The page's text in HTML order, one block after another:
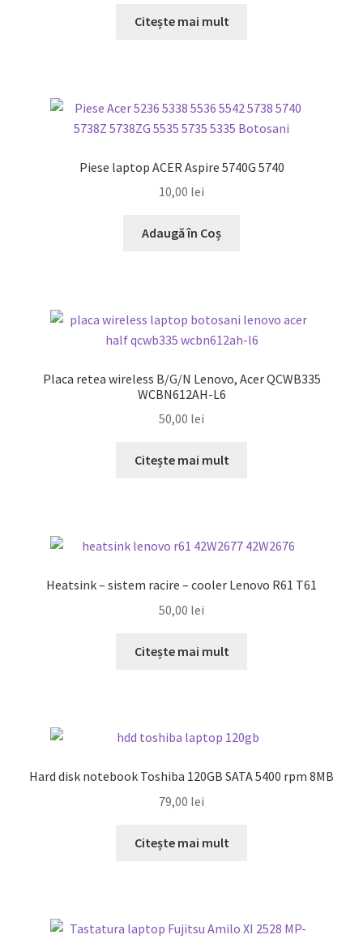
a
Citește mai mult
Piese laptop ACER Aspire 5740G 5740
10,00 lei
Adaugă în Coș
Placa retea wireless B/G/N Lenovo, Acer QCWB335
WCBN612AH-L6
50,00 lei
Citește mai mult
Heatsink – sistem racire – cooler Lenovo R61 T61
50,00 lei
Citește mai mult
Hard disk notebook Toshiba 120GB SATA 5400 rpm 8MB
79,00 lei
Citește mai mult